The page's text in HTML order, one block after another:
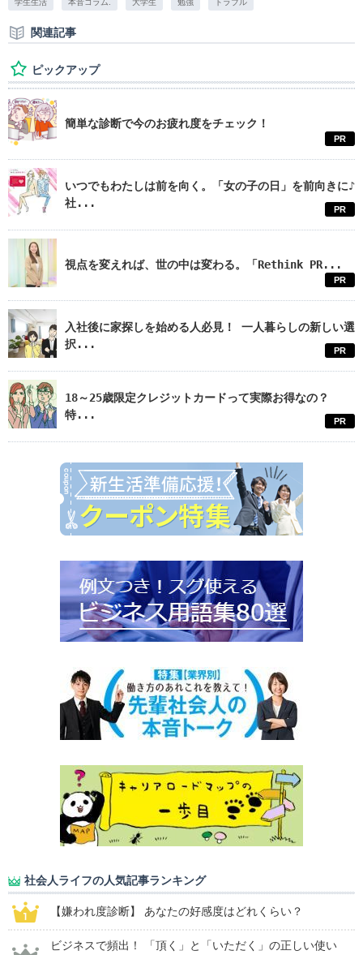
学生生活 本音コラム. 大学生 勉強 トラブル
関連記事
ピックアップ
簡単な診断で今のお疲れ度をチェック！
PR
いつでもわたしは前を向く。「女の子の日」を前向きに♪
社...
PR
視点を変えれば、世の中は変わる。「Rethink PR...
PR
入社後に家探しを始める人必見！ 一人暮らしの新しい選
択...
PR
18～25歳限定クレジットカードって実際お得なの？
特...
PR
社会人ライフの人気記事ランキング
【嫌われ度診断】 あなたの好感度はどれくらい？
ビジネスで頻出！ 「頂く」と「いただく」の正しい使い